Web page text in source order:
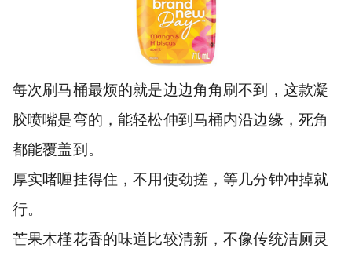
每次刷马桶最烦的就是边边角角刷不到，这款凝
胶喷嘴是弯的，能轻松伸到马桶内沿边缘，死角
都能覆盖到。
厚实啫喱挂得住，不用使劲搓，等几分钟冲掉就
行。
芒果木槿花香的味道比较清新，不像传统洁厕灵